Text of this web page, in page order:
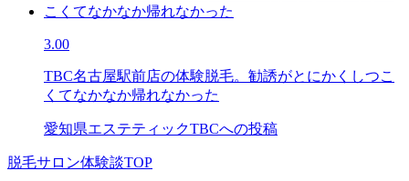
3.00
TBC名古屋駅前店の体験脱毛。勧誘がとにかくしつこ
くてなかなか帰れなかった
愛知県エステティックTBCへの投稿
脱毛サロン体験談TOP